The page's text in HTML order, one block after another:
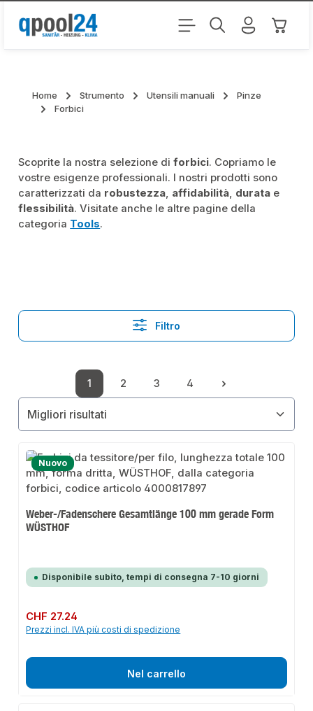
Passa al contenuto principale Il
Home Strumento Utensili manuali
Pinze
Forbici
Scoprite la nostra selezione diforbici. Copriamo le
vostre esigenze professionali. I nostri prodotti sono
caratterizzati da robustezza, affidabilità, durata e
flessibilità. Visitate anche le altre pagine della
categoria Tools.
Filtro
Pagina
1
Pagina
2
Pagina
3
Pagina
4
Nuovo
Weber-/Fadenschere Gesamtlänge 100 mm gerade Form
WÜSTHOF
Disponibile subito, tempi di consegna 7-10 giorni
Prezzo normale:
CHF 27.24
Prezzi incl. IVA più costi di spedizione
Nel carrello